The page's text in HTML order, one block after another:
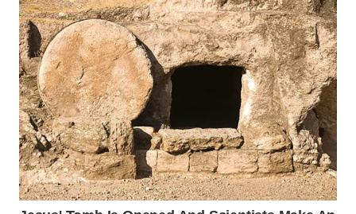
WN
INDRAMAYU
WN
KUNINGAN
WN
MAJALENGKA
WN